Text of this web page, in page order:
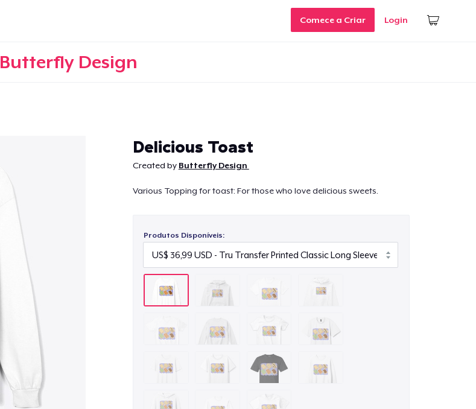
Comece a Criar Login
Butterfly Design
Delicious Toast
Created by Butterfly Design
Various Topping for toast: For those who love delicious sweets.
Produtos Disponíveis: